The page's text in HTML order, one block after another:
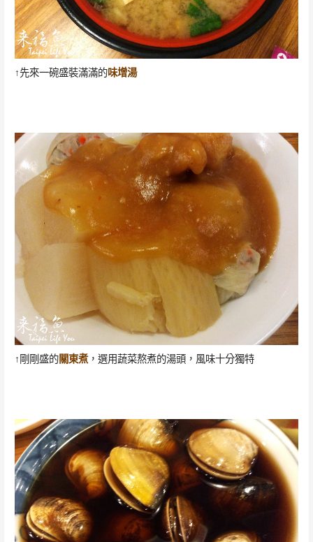
↑先來一碗盛裝滿滿的味增湯
↑剛剛盛的關東煮，選用蔬菜熬煮的湯頭，風味十分獨特